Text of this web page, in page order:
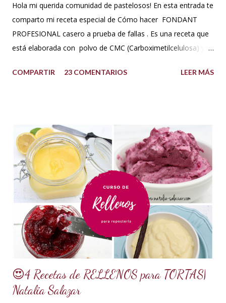
Hola mi querida comunidad de pastelosos! En esta entrada te
comparto mi receta especial de Cómo hacer FONDANT
PROFESIONAL casero a prueba de fallas . Es una receta que
está elaborada con polvo de CMC (Carboximetilcelulosa) y
que le aportan a la masa elasticidad, firmeza y le ayudan a
maíz o miel de Karo (1/2 taza). Y para climas cálidos usar
Glucosa, la misma cantidad. *7.5 ml de CMC o Tylose *2.5
ml de goma Xantana (Xanthan gum) *1 cucharada de 15 ml
de manteca blanca hidrogenada tipo Crisco o 10 gramos *75
ml de agua o 5 cucharadas de 15 ml *Esencia de almendras
o al gusto *5 ml de VINAGRE BLANCO (opcional, funciona
como preservante) *1 cucharadita de Glicerina ( usar solo si
el clima es ...
COMPARTIR 23 COMENTARIOS LEER MÁS
😍4 Recetas de RELLENOS para TORTAS|
Natalia Salazar